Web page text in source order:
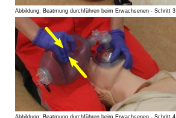
Abbildung: Beatmung durchführen beim Erwachsenen - Schritt 3